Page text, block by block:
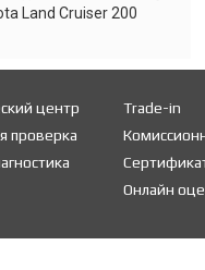
Land Cruiser 200
центр
проверка
Trade-in
Онлайн